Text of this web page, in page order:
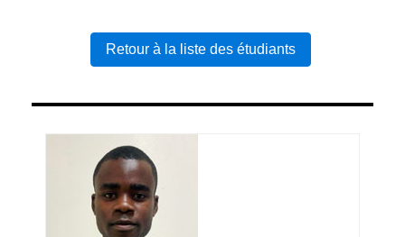
Retour à la liste des étudiants